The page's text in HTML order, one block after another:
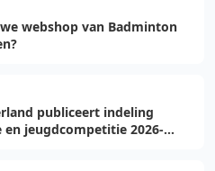
webshop van Badminton
publiceert indeling
jeugdcompetitie 2026-